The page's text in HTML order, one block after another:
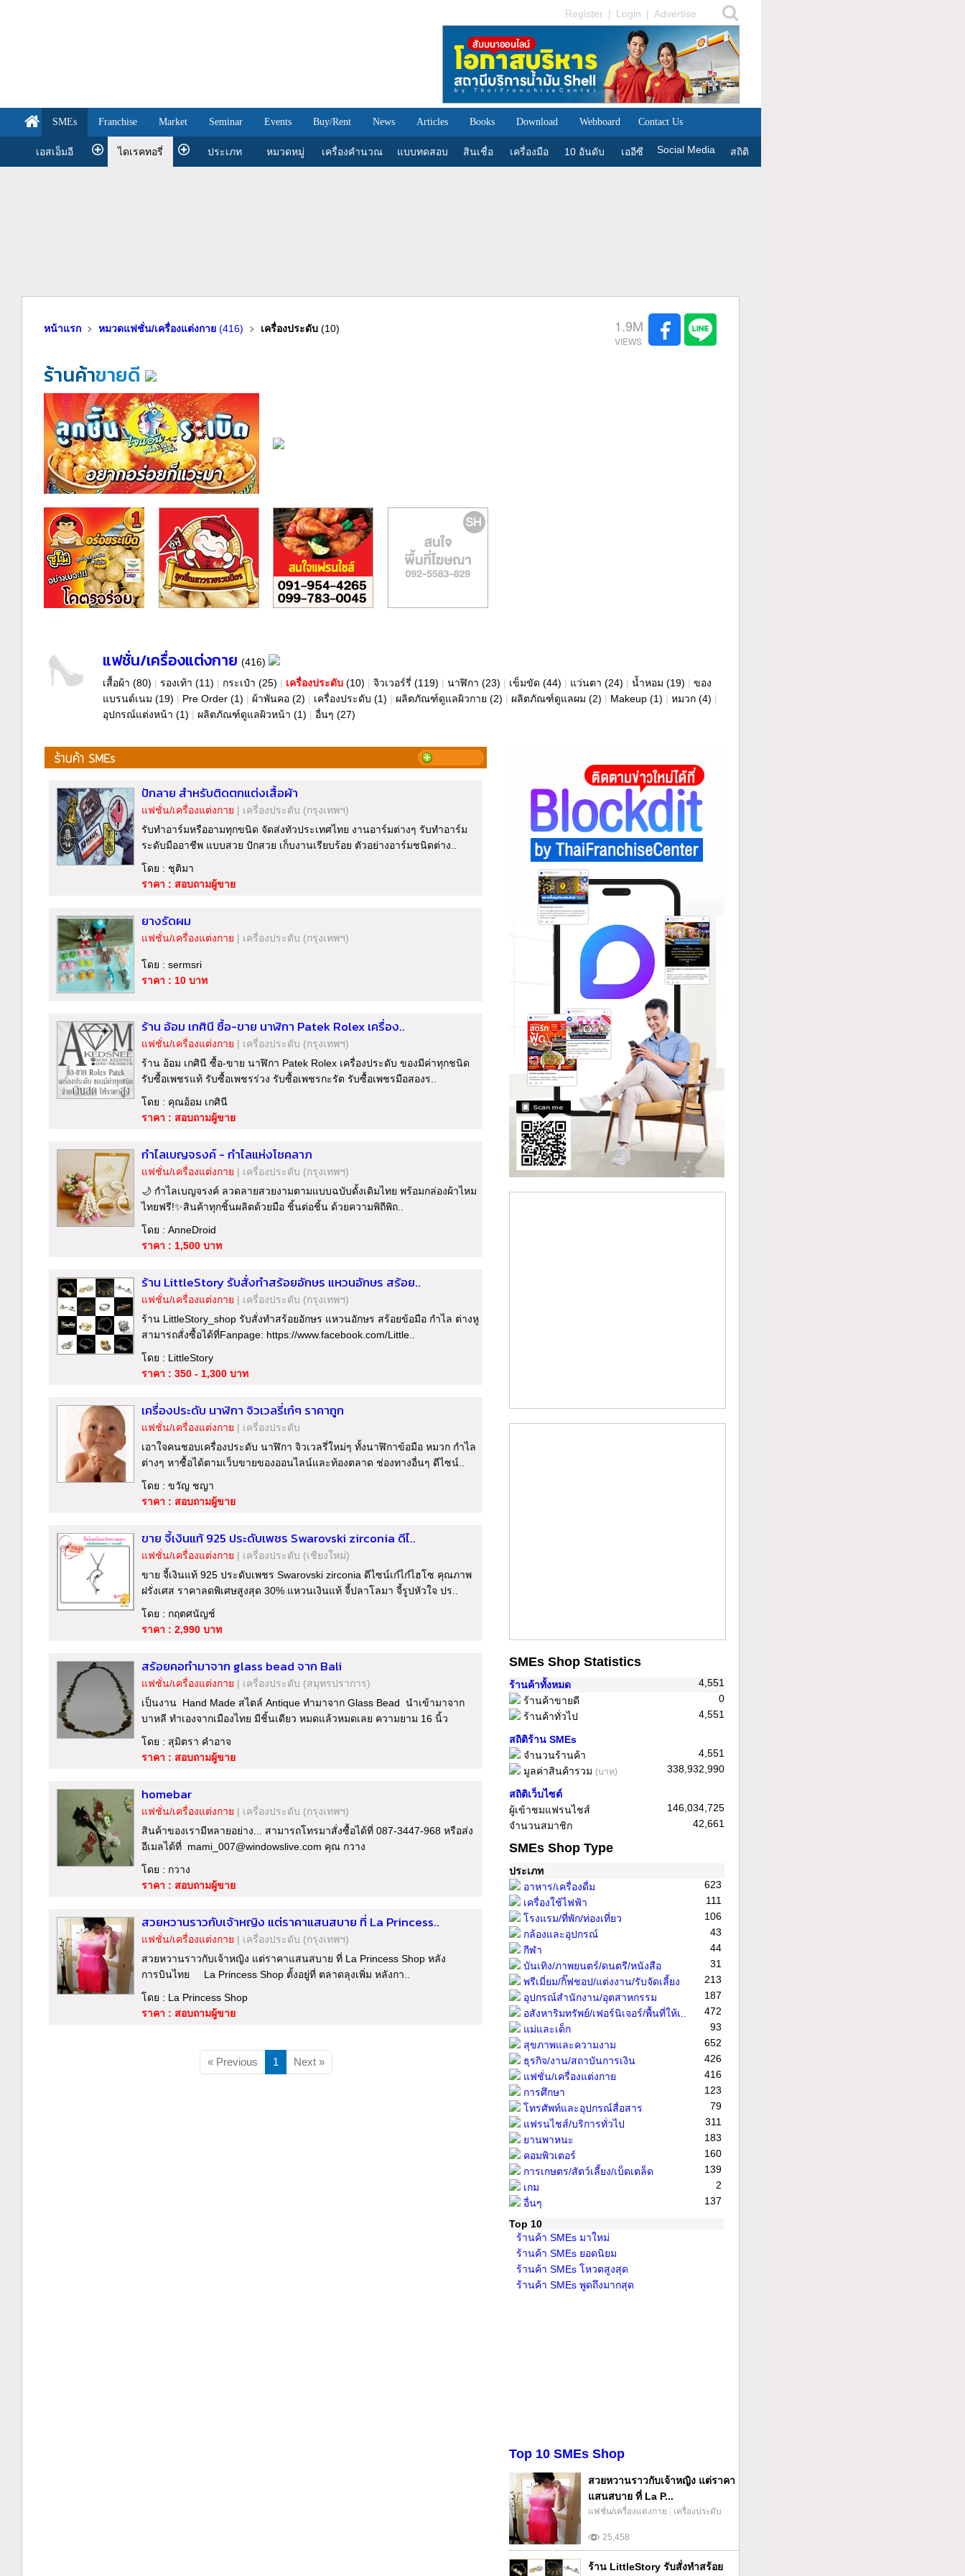
Register | Login | Advertise
SMEs Franchise Market Seminar Events Buy/Rent News Articles Books Download Webboard Contact Us
เอสเอ็มอี ไดเรคทอรี่ ประเภท หมวดหมู่ เครื่องคำนวณ แบบทดสอบ สินเชื่อ เครื่องมือ 10 อันดับ เออีซี Social Media สถิติ
หน้าแรก หมวดแฟชั่น/เครื่องแต่งกาย (416) เครื่องประดับ (10) 1.9M
ร้านค้าขายดี
แฟชั่น/เครื่องแต่งกาย (416)
เสื้อผ้า (80) | รองเท้า (11) | กระเป๋า (25) | เครื่องประดับ (10) | จิวเวอร์รี่ (119) | นาฬิกา (23) | เข็มขัด (44) | แว่นตา (24) | น้ำหอม (19) | ของ
แบรนด์เนม (19) | Pre Order (1) | ผ้าพันคอ (2) | เครื่องประดับ (1) | ผลิตภัณฑ์ดูแลผิวกาย (2) | ผลิตภัณฑ์ดูแลผม (2) | Makeup (1) | หมวก (4) |
อุปกรณ์แต่งหน้า (1) | ผลิตภัณฑ์ดูแลผิวหน้า (1) | อื่นๆ (27)
ปักลาย สําหรับติดตกแต่งเสื้อผ้า
แฟชั่น/เครื่องแต่งกาย | เครื่องประดับ (กรุงเทพฯ)
รับทำอาร์มหรืออามทุกขนิด จัดส่งทัวประเทศไทย งานอาร์มต่างๆ รับทำอาร์ม
ระดับมืออาชีพ แบบสวย ปักสวย เก็บงานเรียบร้อย ตัวอย่างอาร์มชนิดต่าง..
โดย : ชุติมา
ราคา : สอบถามผู้ขาย
ยางรัดผม
แฟชั่น/เครื่องแต่งกาย | เครื่องประดับ (กรุงเทพฯ)
โดย : sermsri
ราคา : 10 บาท
ร้าน อ้อม เกศินี ซื้อ-ขาย นาฬิกา Patek Rolex เครื่อง..
แฟชั่น/เครื่องแต่งกาย | เครื่องประดับ (กรุงเทพฯ)
ร้าน อ้อม เกศินี ซื้อ-ขาย นาฬิกา Patek Rolex เครื่องประดับ ของมีค่าทุกชนิด
รับซื้อเพชรแท้ รับซื้อเพชรร่วง รับซื้อเพชรกะรัต รับซื้อเพชรมือสองร..
โดย : คุณอ้อม เกศินี
ราคา : สอบถามผู้ขาย
กำไลเบญจรงค์ - กำไลแห่งโชคลาภ
แฟชั่น/เครื่องแต่งกาย | เครื่องประดับ (กรุงเทพฯ)
🌙 กำไลเบญจรงค์ ลวดลายสวยงามตามแบบฉบับดั้งเดิมไทย พร้อมกล่องผ้าไหม
ไทยฟรี!✨สินค้าทุกชิ้นผลิตด้วยมือ ชิ้นต่อชิ้น ด้วยความพิถีพิถ..
โดย : AnneDroid
ราคา : 1,500 บาท
ร้าน LittleStory รับสั่งทำสร้อยอักษร แหวนอักษร สร้อย..
แฟชั่น/เครื่องแต่งกาย | เครื่องประดับ (กรุงเทพฯ)
ร้าน LittleStory_shop รับสั่งทำสร้อยอักษร แหวนอักษร สร้อยข้อมือ กำไล ต่างหู
สามารถสั่งซื้อได้ที่Fanpage: https://www.facebook.com/Little..
โดย : LittleStory
ราคา : 350 - 1,300 บาท
เครื่องประดับ นาฬิกา จิวเวลรี่เก๋ๆ ราคาถูก
แฟชั่น/เครื่องแต่งกาย | เครื่องประดับ
เอาใจคนชอบเครื่องประดับ นาฬิกา จิวเวลรี่ใหม่ๆ ทั้งนาฬิกาข้อมือ หมวก กำไล
ต่างๆ หาซื้อได้ตามเว็บขายของออนไลน์และท้องตลาด ช่องทางอื่นๆ ดีไซน์..
โดย : ขวัญ ชญา
ราคา : สอบถามผู้ขาย
ขาย จี้เงินแท้ 925 ประดับเพชร Swarovski zirconia ดีไ..
แฟชั่น/เครื่องแต่งกาย | เครื่องประดับ (เชียงใหม่)
ขาย จี้เงินแท้ 925 ประดับเพชร Swarovski zirconia ดีไซน์เก๋ไก๋ไฮโซ คุณภาพ
ฝรั่งเศส ราคาลดพิเศษสูงสุด 30% แหวนเงินแท้ จี้ปลาโลมา จี้รูปหัวใจ ปร..
โดย : กฤตศนัญช์
ราคา : 2,990 บาท
สร้อยคอทำมาจาก glass bead จาก Bali
แฟชั่น/เครื่องแต่งกาย | เครื่องประดับ (สมุทรปราการ)
เป็นงาน Hand Made สไตล์ Antique ทำมาจาก Glass Bead นำเข้ามาจาก
บาหลี ทำเองจากเมืองไทย มีชิ้นเดียว หมดแล้วหมดเลย ความยาม 16 นิ้ว
โดย : สุมิตรา คำอาจ
ราคา : สอบถามผู้ขาย
homebar
แฟชั่น/เครื่องแต่งกาย | เครื่องประดับ (กรุงเทพฯ)
สินค้าของเรามีหลายอย่าง... สามารถโทรมาสั่งซื้อได้ที่ 087-3447-968 หรือส่ง
อีเมลได้ที่ mami_007@windowslive.com คุณ กวาง
โดย : กวาง
ราคา : สอบถามผู้ขาย
สวยหวานราวกับเจ้าหญิง แต่ราคาแสนสบาย ที่ La Princess..
แฟชั่น/เครื่องแต่งกาย | เครื่องประดับ (กรุงเทพฯ)
สวยหวานราวกับเจ้าหญิง แต่ราคาแสนสบาย ที่ La Princess Shop หลัง
การบินไทย La Princess Shop ตั้งอยู่ที่ ตลาดลุงเพิ่ม หลังกา..
โดย : La Princess Shop
ราคา : สอบถามผู้ขาย
« Previous 1 Next »
SMEs Shop Statistics
ร้านค้าทั้งหมด
4,551
ร้านค้าขายดี
0
ร้านค้าทั่วไป
4,551
สถิติร้าน SMEs
จำนวนร้านค้า
4,551
มูลค่าสินค้ารวม (บาท) 338,932,990
สถิติเว็บไซต์
ผู้เข้าชมแฟรนไชส์
146,034,725
จำนวนสมาชิก
42,661
SMEs Shop Type
ประเภท
อาหาร/เครื่องดื่ม
623
เครื่องใช้ไฟฟ้า
111
โรงแรม/ที่พัก/ท่องเที่ยว
106
กล้องและอุปกรณ์
43
กีฬา
44
บันเทิง/ภาพยนตร์/ดนตรี/หนังสือ
31
พรีเมี่ยม/กิ๊ฟชอป/แต่งงาน/รับจัดเลี้ยง
213
อุปกรณ์สำนักงาน/อุตสาหกรรม
187
อสังหาริมทรัพย์/เฟอร์นิเจอร์/พื้นที่ให้เ..
472
แม่และเด็ก
93
สุขภาพและความงาม
652
ธุรกิจ/งาน/สถาบันการเงิน
426
แฟชั่น/เครื่องแต่งกาย
416
การศึกษา
123
โทรศัพท์และอุปกรณ์สื่อสาร
79
แฟรนไชส์/บริการทั่วไป
311
ยานพาหนะ
183
คอมพิวเตอร์
160
การเกษตร/สัตว์เลี้ยง/เบ็ดเตล็ด
139
เกม
2
อื่นๆ
137
Top 10
ร้านค้า SMEs มาใหม่
ร้านค้า SMEs ยอดนิยม
ร้านค้า SMEs โหวตสูงสุด
ร้านค้า SMEs พูดถึงมากสุด
Top 10 SMEs Shop
25,458
สวยหวานราวกับเจ้าหญิง แต่ราคา
แสนสบาย ที่ La P...
แฟชั่น/เครื่องแต่งกาย เครื่องประดับ
ร้าน LittleStory รับสั่งทำสร้อย